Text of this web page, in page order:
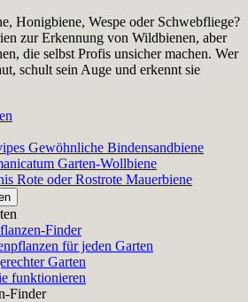
Honigbiene, Wespe oder Schwebfliege?
zur Erkennung von Wildbienen, aber
die selbst Profis unsicher machen. Wer
schult sein Auge und erkennt sie
Gewöhnliche Bindensandbiene
Garten-Wollbiene
Rote oder Rostrote Mauerbiene
Finder
für jeden Garten
Garten
funktionieren
Finder